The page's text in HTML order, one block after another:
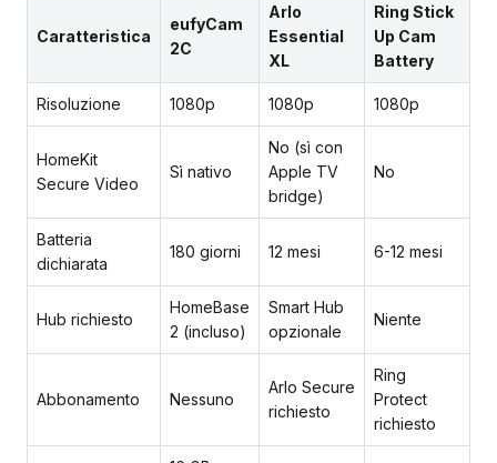
Caratteristica
eufyCam
2C
Arlo
Essential
XL
Ring Stick
Up Cam
Battery
Risoluzione 1080p 1080p 1080p
HomeKit
Secure Video
Sì nativo
No (sì con
Apple TV
bridge)
No
Batteria
dichiarata
180 giorni 12 mesi 6-12 mesi
Hub richiesto
HomeBase
2 (incluso)
Smart Hub
opzionale
Niente
Abbonamento Nessuno
Arlo Secure
richiesto
Ring
Protect
richiesto